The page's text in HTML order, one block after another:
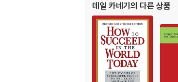
데일 카네기 의 다른 상품